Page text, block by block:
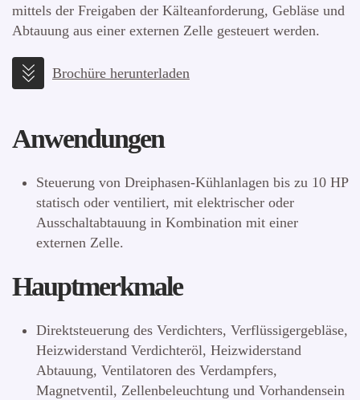
mittels der Freigaben der Kälteanforderung, Gebläse und
Abtauung aus einer externen Zelle gesteuert werden.
Brochüre herunterladen
Anwendungen
Steuerung von Dreiphasen-Kühlanlagen bis zu 10 HP
statisch oder ventiliert, mit elektrischer oder
Ausschaltabtauung in Kombination mit einer
externen Zelle.
Hauptmerkmale
Direktsteuerung des Verdichters, Verflüssigergebläse,
Heizwiderstand Verdichteröl, Heizwiderstand
Abtauung, Ventilatoren des Verdampfers,
Magnetventil, Zellenbeleuchtung und Vorhandensein